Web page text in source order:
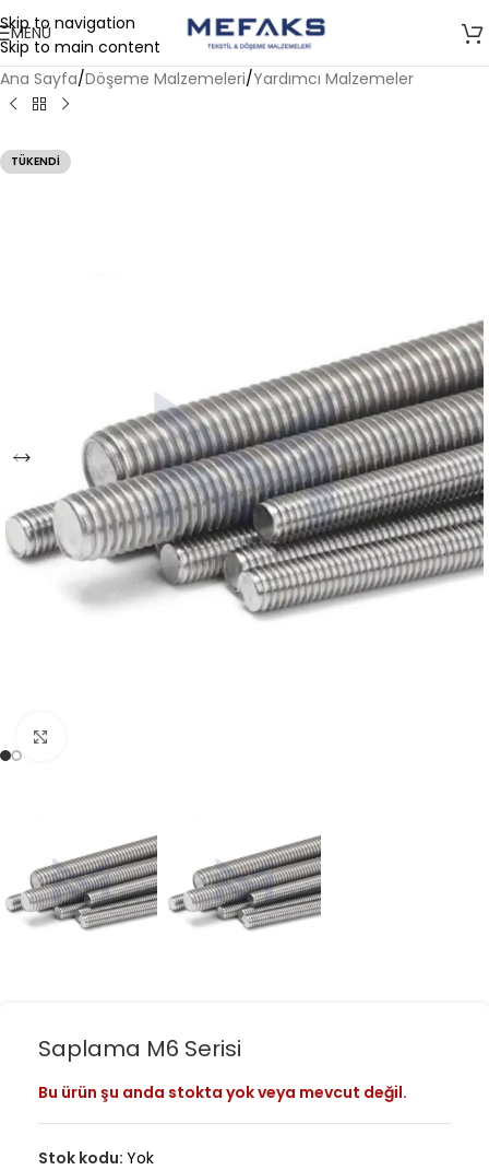
Skip to navigation
Skip to main content
MENÜ
Ana Sayfa/Döşeme Malzemeleri/Yardımcı Malzemeler
TÜKENDI
Saplama M6 Serisi
Bu ürün şu anda stokta yok veya mevcut değil.
Stok kodu: Yok